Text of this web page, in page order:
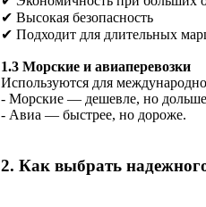
✔ Высокая безопасность
✔ Подходит для длительных
1.3 Морские и авиаперевозки
Используются для
- Морские — дешевле, но
- Авиа — быстрее, но дороже.
2. Как выбрать